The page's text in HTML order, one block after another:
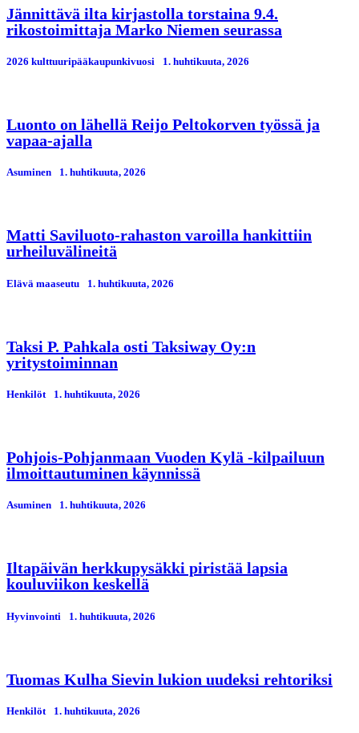
Jännittävä ilta kirjastolla torstaina 9.4.
rikostoimittaja Marko Niemen seurassa
2026 kulttuuripääkaupunkivuosi 1. huhtikuuta, 2026
Luonto on lähellä Reijo Peltokorven työssä ja
vapaa-ajalla
Asuminen 1. huhtikuuta, 2026
Matti Saviluoto-rahaston varoilla hankittiin
urheiluvälineitä
Elävä maaseutu 1. huhtikuuta, 2026
Taksi P. Pahkala osti Taksiway Oy:n
yritystoiminnan
Henkilöt 1. huhtikuuta, 2026
Pohjois-Pohjanmaan Vuoden Kylä -kilpailuun
ilmoittautuminen käynnissä
Asuminen 1. huhtikuuta, 2026
Iltapäivän herkkupysäkki piristää lapsia
kouluviikon keskellä
Hyvinvointi 1. huhtikuuta, 2026
Tuomas Kulha Sievin lukion uudeksi rehtoriksi
Henkilöt 1. huhtikuuta, 2026